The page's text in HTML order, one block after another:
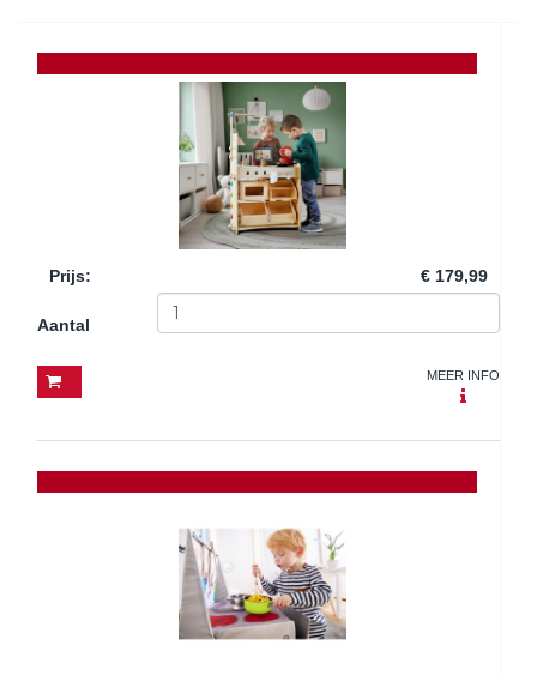
Prijs: € 179,99
Aantal
MEER INFO